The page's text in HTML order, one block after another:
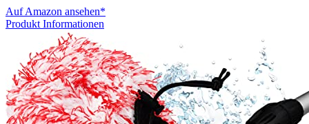
Auf Amazon ansehen*
Produkt Informationen